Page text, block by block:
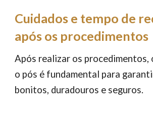
Cuidados e tempo de
após os procedimentos
Após realizar os procedimentos,
o pós é fundamental para
bonitos, duradouros e seguros.